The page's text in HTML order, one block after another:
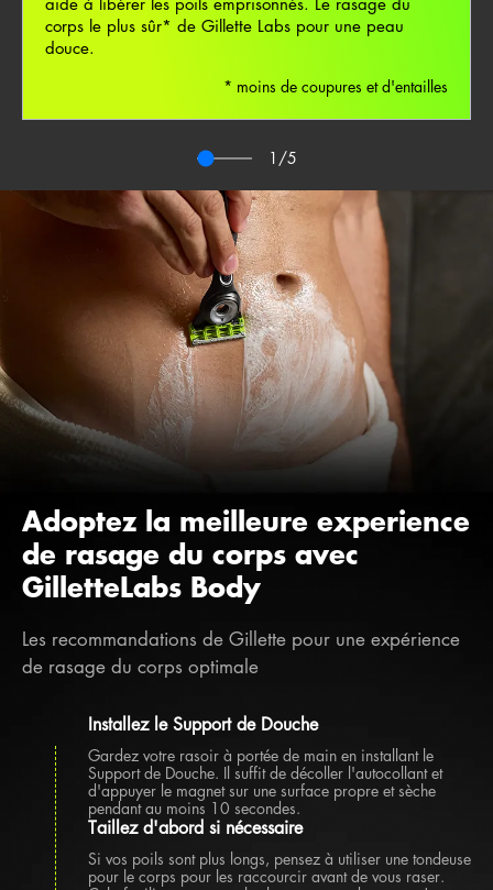
corps le plus sûr* de Gillette Labs pour une peau
douce.
* moins de coupures et d'entailles
1 /5
Adoptez la meilleure experience
de rasage du corps avec
GilletteLabs Body
Les recommandations de Gillette pour une expérience
de rasage du corps optimale
Installez le Support de Douche
Gardez votre rasoir à portée de main en installant le
Support de Douche. Il suffit de décoller l'autocollant et
d'appuyer le magnet sur une surface propre et sèche
pendant au moins 10 secondes.
Taillez d'abord si nécessaire
Si vos poils sont plus longs, pensez à utiliser une tondeuse
pour le corps pour les raccourcir avant de vous raser.